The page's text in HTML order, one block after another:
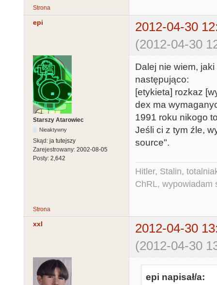
Strona
epi
2012-04-30
(2012-04-30
Starszy Atarowiec
Nieaktywny
Skąd: ja tutejszy
Zarejestrowany: 2002-08-05
Posty: 2,642
Dalej nie wiem,
następująco:
[etykieta] rozkaz
dex ma
1991 roku nikogo
Jeśli ci z tym źle,
source".
Hitler, Stalin,
ChRL, wypowiadam
Strona
xxl
2012-04-30
(2012-04-30
epi napisał/a: